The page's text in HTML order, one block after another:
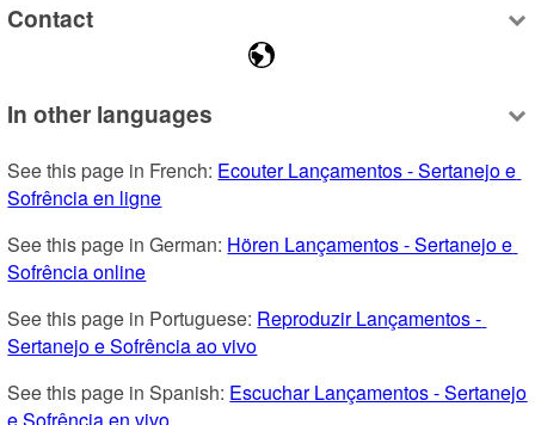
Contact
In other languages
See this page in French: Ecouter Lançamentos - Sertanejo e
Sofrência en ligne
See this page in German: Hören Lançamentos - Sertanejo e
Sofrência online
See this page in Portuguese: Reproduzir Lançamentos -
Sertanejo e Sofrência ao vivo
See this page in Spanish: Escuchar Lançamentos - Sertanejo
e Sofrência en vivo